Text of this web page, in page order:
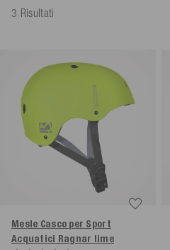
3 Risultati
Mesle Casco per Sport
Acquatici Ragnar lime